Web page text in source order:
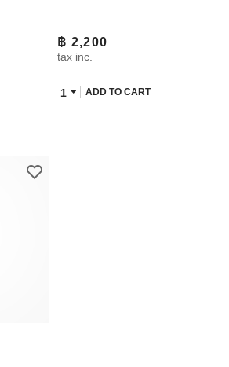
฿ 2,200
tax inc.
1 ADD TO CART